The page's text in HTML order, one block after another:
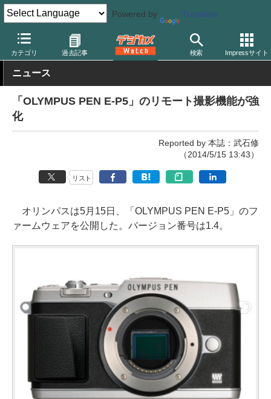
Powered by Translate
カテゴリ 過去記事 検索 Impressサイト
デジカメ Watch カメラ ミラーレスカメラ オリンパス
ニュース
「OLYMPUS PEN E-P5」のリモート撮影機能が強
化
Reported by 本誌：武石修
（2014/5/15 13:43）
リスト
オリンパスは5月15日、「OLYMPUS PEN E-P5」のフ
ァームウェアを公開した。バージョン番号は1.4。